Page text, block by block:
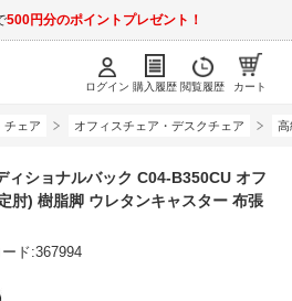
500円分のポイントプレゼント！
ログイン 購入履歴 閲覧履歴 カート
チェア オフィスチェア・デスクチェア 高
ィショナルバック C04-B350CU オフ
肘) 樹脂脚 ウレタンキャスター 布張
ード:367994